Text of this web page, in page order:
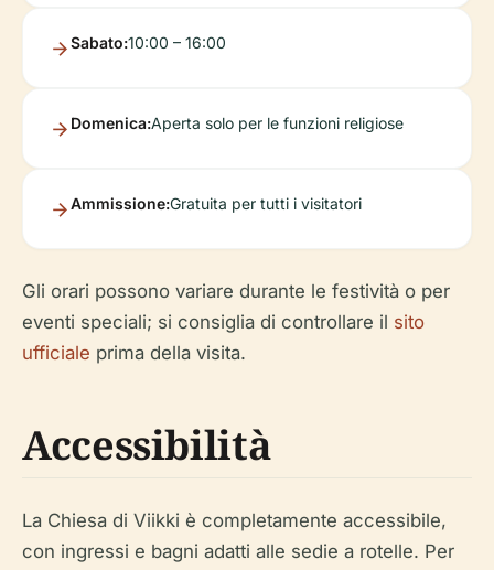
Sabato:10:00 – 16:00
Domenica:Aperta solo per le funzioni religiose
Ammissione:Gratuita per tutti i visitatori
Gli orari possono variare durante le festività o per
eventi speciali; si consiglia di controllare il sito
ufficiale prima della visita.
Accessibilità
La Chiesa di Viikki è completamente accessibile,
con ingressi e bagni adatti alle sedie a rotelle. Per